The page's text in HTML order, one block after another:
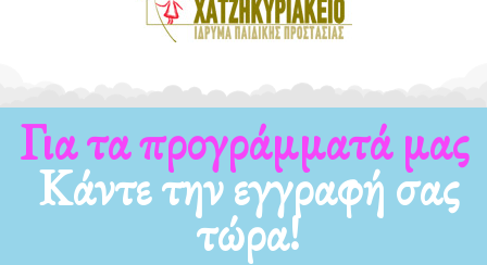
Για τα νέα μας
Κάντε την εγγραφή σας
τώρα!